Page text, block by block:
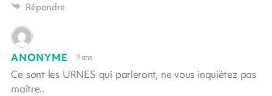
Répondre
ANONYME 9 ans
Ce sont les URNES qui parleront, ne vous inquiétez pas
maître..